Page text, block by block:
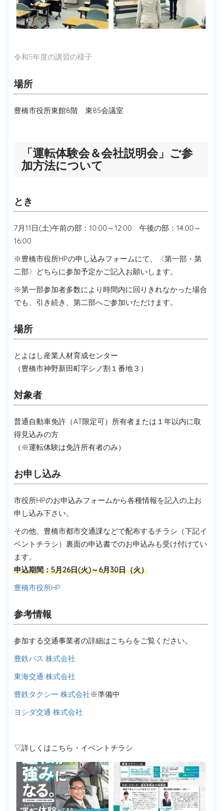
令和5年度の講習の様子
場所
豊橋市役所東館8階 東85会議室
「運転体験会＆会社説明会」ご参
加方法について
とき
7月11日(土)午前の部：10:00～12:00 午後の部：14:00～
16:00
※豊橋市役所HPの申し込みフォームにて、〈第一部・第
二部〉どちらに参加予定かご記入お願いします。
※第一部参加者多数により時間内に回りきれなかった場合
でも、引き続き、第二部へご参加いただけます。
場所
とよはし産業人材育成センター
（豊橋市神野新田町字シノ割１番地３）
対象者
普通自動車免許（AT限定可）所有者または１年以内に取
得見込みの方
（※運転体験は免許所有者のみ）
お申し込み
市役所HPのお申込みフォームから各種情報を記入の上お
申し込み下さい。
その他、豊橋市都市交通課などで配布するチラシ（下記イ
ベントチラシ）裏面の申込書でのお申込みも受け付けてい
ます。
申込期間：5月26日(火)～6月30日（火）
豊橋市役所HP
参考情報
参加する交通事業者の詳細はこちらをご覧ください。
豊鉄バス 株式会社
東海交通 株式会社
豊鉄タクシー 株式会社※準備中
ヨシダ交通 株式会社
▽詳しくはこちら・イベントチラシ